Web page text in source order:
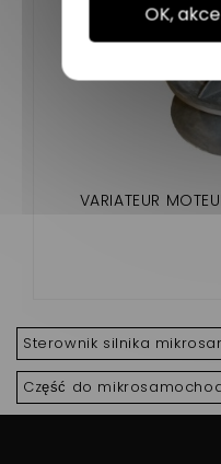
VARIATEUR
Sterownik silnika
Część do
OK,